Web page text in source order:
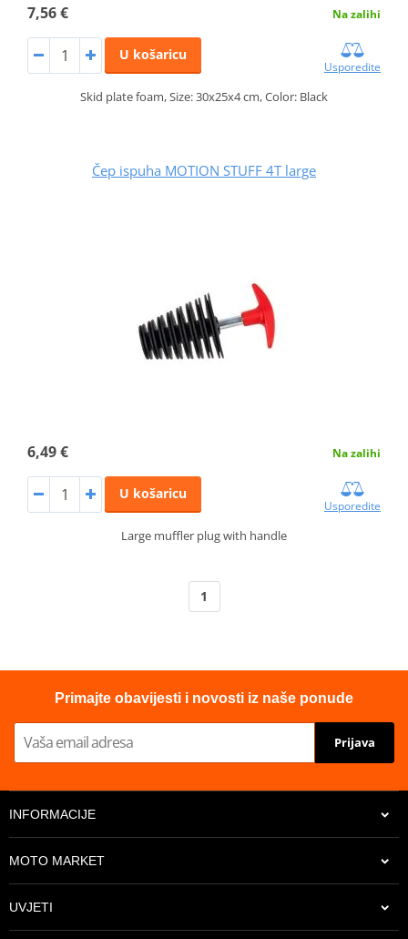
7,56 € Na zalihi
U košaricu
Usporedite
Skid plate foam, Size: 30x25x4 cm, Color: Black
Čep ispuha MOTION STUFF 4T large
6,49 € Na zalihi
U košaricu
Usporedite
Large muffler plug with handle
1
Primajte obavijesti i novosti iz naše ponude
Prijava
INFORMACIJE
MOTO MARKET
UVJETI